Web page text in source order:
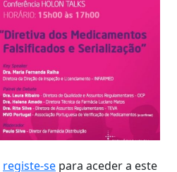
registe-se para aceder a este